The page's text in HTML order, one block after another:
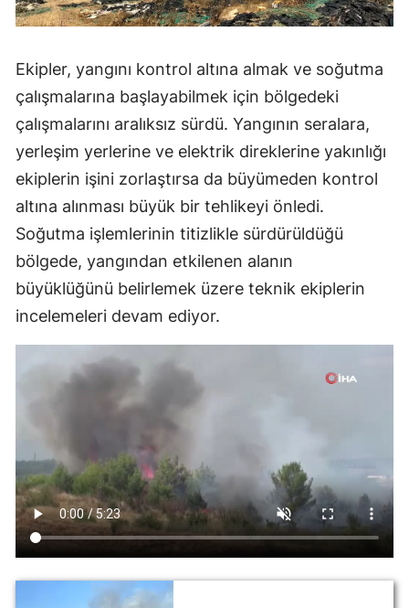
Ekipler, yangını kontrol altına almak ve soğutma
çalışmalarına başlayabilmek için bölgedeki
çalışmalarını aralıksız sürdü. Yangının seralara,
yerleşim yerlerine ve elektrik direklerine yakınlığı
ekiplerin işini zorlaştırsa da büyümeden kontrol
altına alınması büyük bir tehlikeyi önledi.
Soğutma işlemlerinin titizlikle sürdürüldüğü
bölgede, yangından etkilenen alanın
büyüklüğünü belirlemek üzere teknik ekiplerin
incelemeleri devam ediyor.